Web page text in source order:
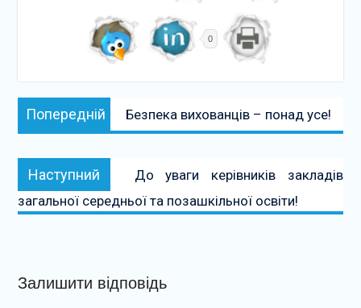
0
Навігація
записів
Попередній Попередній:
Безпека вихованців – понад усе!
Наступний Наступний:
До уваги керівників закладів
загальної середньої та позашкільної освіти!
Залишити відповідь